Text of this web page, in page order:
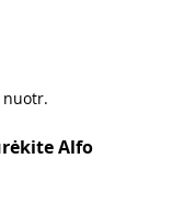
nuotr.
Alfo